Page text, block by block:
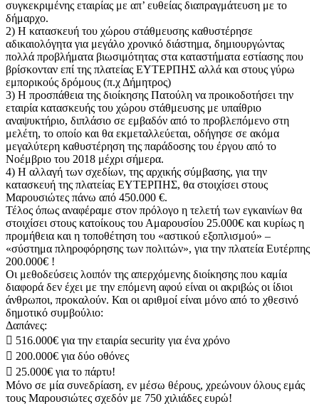
συγκεκριμένης εταιρίας με απ’ ευθείας διαπραγμάτευση με το
δήμαρχο.
2) Η κατασκευή του χώρου στάθμευσης καθυστέρησε
αδικαιολόγητα για μεγάλο χρονικό διάστημα, δημιουργώντας
πολλά προβλήματα βιωσιμότητας στα καταστήματα εστίασης που
βρίσκονταν επί της πλατείας ΕΥΤΕΡΠΗΣ αλλά και στους γύρω
εμπορικούς δρόμους (π.χ Δήμητρος)
3) Η προσπάθεια της διοίκησης Πατούλη να προικοδοτήσει την
εταιρία κατασκευής του χώρου στάθμευσης με υπαίθριο
αναψυκτήριο, διπλάσιο σε εμβαδόν από το προβλεπόμενο στη
μελέτη, το οποίο και θα εκμεταλλεύεται, οδήγησε σε ακόμα
μεγαλύτερη καθυστέρηση της παράδοσης του έργου από το
Νοέμβριο του 2018 μέχρι σήμερα.
4) Η αλλαγή των σχεδίων, της αρχικής σύμβασης, για την
κατασκευή της πλατείας ΕΥΤΕΡΠΗΣ, θα στοιχίσει στους
Μαρουσιώτες πάνω από 450.000 €.
Τέλος όπως αναφέραμε στον πρόλογο η τελετή των εγκαινίων θα
στοιχίσει στους κατοίκους του Αμαρουσίου 25.000€ και κυρίως η
προμήθεια και η τοποθέτηση του «αστικού εξοπλισμού» –
«σύστημα πληροφόρησης των πολιτών», για την πλατεία Ευτέρπης
200.000€ !
Οι μεθοδεύσεις λοιπόν της απερχόμενης διοίκησης που καμία
διαφορά δεν έχει με την επόμενη αφού είναι οι ακριβώς οι ίδιοι
άνθρωποι, προκαλούν. Και οι αριθμοί είναι μόνο από το χθεσινό
δημοτικό συμβούλιο:
Δαπάνες:
 516.000€ για την εταιρία security για ένα χρόνο
 200.000€ για δύο οθόνες
 25.000€ για το πάρτυ!
Μόνο σε μία συνεδρίαση, εν μέσω θέρους, χρεώνουν όλους εμάς
τους Μαρουσιώτες σχεδόν με 750 χιλιάδες ευρώ!